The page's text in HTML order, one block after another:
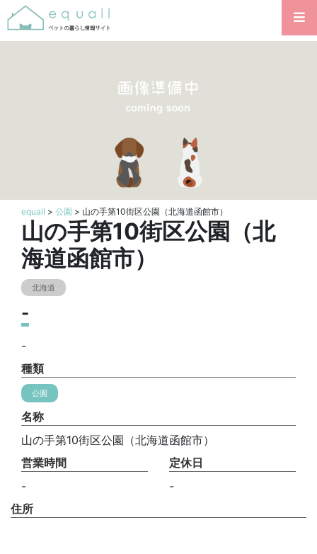
equall > 公園 > 山の手第10街区公園（北海道函館市）
山の手第10街区公園（北
海道函館市）
北海道
-
-
種類
公園
名称
山の手第10街区公園（北海道函館市）
営業時間
-
定休日
-
住所